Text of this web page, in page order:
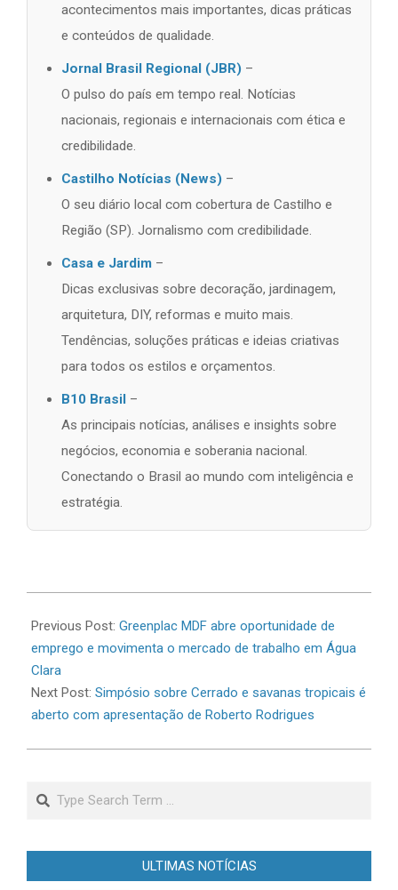
acontecimentos mais importantes, dicas práticas
e conteúdos de qualidade.
Jornal Brasil Regional (JBR) –
O pulso do país em tempo real. Notícias
nacionais, regionais e internacionais com ética e
credibilidade.
Castilho Notícias (News) –
O seu diário local com cobertura de Castilho e
Região (SP). Jornalismo com credibilidade.
Casa e Jardim –
Dicas exclusivas sobre decoração, jardinagem,
arquitetura, DIY, reformas e muito mais.
Tendências, soluções práticas e ideias criativas
para todos os estilos e orçamentos.
B10 Brasil –
As principais notícias, análises e insights sobre
negócios, economia e soberania nacional.
Conectando o Brasil ao mundo com inteligência e
estratégia.
06-
24
Previous Post: Greenplac MDF abre oportunidade de
emprego e movimenta o mercado de trabalho em Água
Clara
Next Post: Simpósio sobre Cerrado e savanas tropicais é
aberto com apresentação de Roberto Rodrigues
Search
ULTIMAS NOTÍCIAS